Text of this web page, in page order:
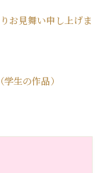
お見舞い申し上げま
生の作品）